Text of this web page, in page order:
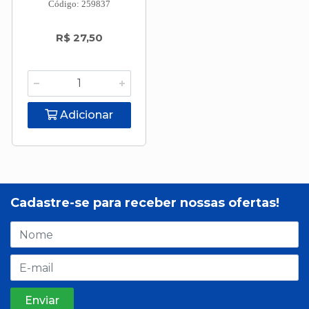
Código: 259837
R$ 27,50
Adicionar
Cadastre-se para receber nossas ofertas!